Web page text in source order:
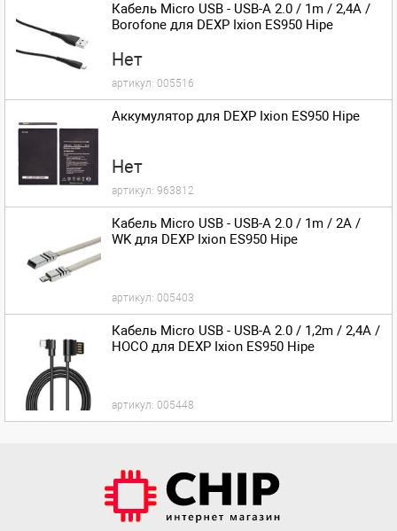
Кабель Micro USB - USB-A 2.0 / 1m / 2,4A /
Borofone для DEXP Ixion ES950 Hipe
Нет
артикул: 005516
Аккумулятор для DEXP Ixion ES950 Hipe
Нет
артикул: 963812
Кабель Micro USB - USB-A 2.0 / 1m / 2A /
WK для DEXP Ixion ES950 Hipe
артикул: 005403
Кабель Micro USB - USB-A 2.0 / 1,2m / 2,4A /
HOCO для DEXP Ixion ES950 Hipe
артикул: 005448